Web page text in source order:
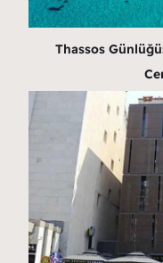
Thassos